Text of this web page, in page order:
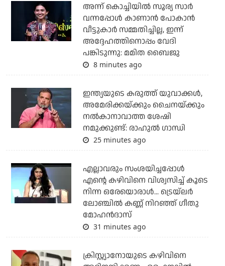
അന്ന് കൊച്ചിയില്‍ സൂര്യ സാര്‍
വന്നപ്പോള്‍ കാണാന്‍ പോകാന്‍
വീട്ടുകാര്‍ സമ്മതിച്ചില്ല, ഇന്ന്
അദ്ദേഹത്തിനൊപ്പം വേദി
പങ്കിടുന്നു: മമിത ബൈജു
8 minutes ago
ഇന്ത്യയുടെ കരുത്ത് യുവാക്കള്‍,
അമേരിക്കയ്ക്കും ചൈനയ്ക്കും
നല്‍കാനാവാത്ത ശേഷി
നമുക്കുണ്ട്: രാഹുല്‍ ഗാന്ധി
25 minutes ago
എല്ലാവരും സംശയിച്ചപ്പോള്‍
എന്റെ കഴിവിനെ വിശ്വസിച്ച് കൂടെ
നിന്ന ഒരേയൊരാള്‍... ട്രെയ്‌ലര്‍
ലോഞ്ചില്‍ കണ്ണ് നിറഞ്ഞ് ഗീതു
മോഹന്‍ദാസ്
31 minutes ago
ക്രിസ്റ്റ്യാനോയുടെ കഴിവിനെ